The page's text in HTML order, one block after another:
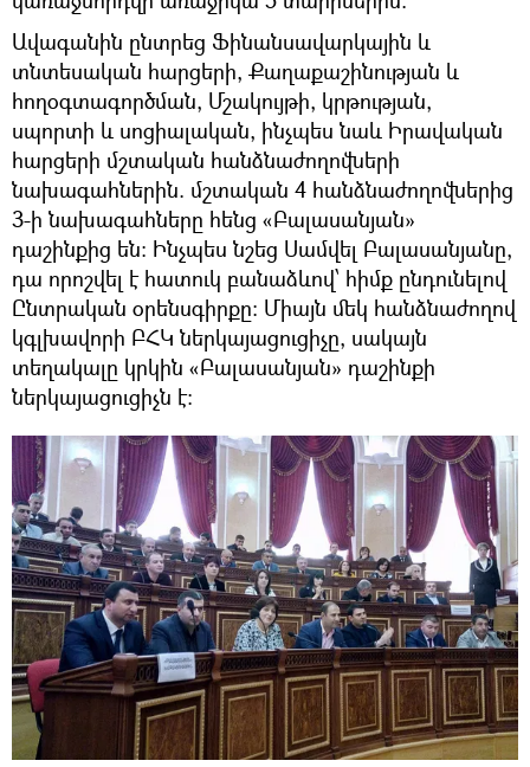
Ավագանին ընտրեց Ֆինանսավարկային և
տնտեսական հարցերի, Քաղաքաշինության և
հողօգտագործման, Մշակույթի, կրթության,
սպորտի և սոցիալական, ինչպես նաև Իրավական
հարցերի մշտական հանձնաժողովների
նախագահներին. մշտական 4 հանձնաժողովներից
3-ի նախագահները հենց «Բալասանյան»
դաշինքից են: Ինչպես նշեց Սամվել Բալասանյանը,
դա որոշվել է հատուկ բանաձևով՝ հիմք ընդունելով
Ընտրական օրենսգիրքը: Միայն մեկ հանձնաժողով
կգլխավորի ԲՀԿ ներկայացուցիչը, սակայն
տեղակալը կրկին «Բալասանյան» դաշինքի
ներկայացուցիչն է: